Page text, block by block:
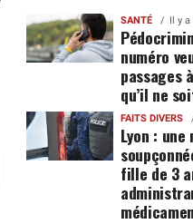
SANTÉ Il y
numéro
passages
qu’il ne
FAITS DIVERS
Lyon : une
fille de 3